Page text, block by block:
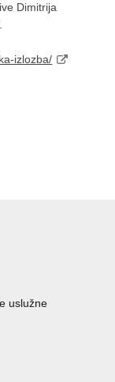
Dimitrija
izlozba/
uslužne